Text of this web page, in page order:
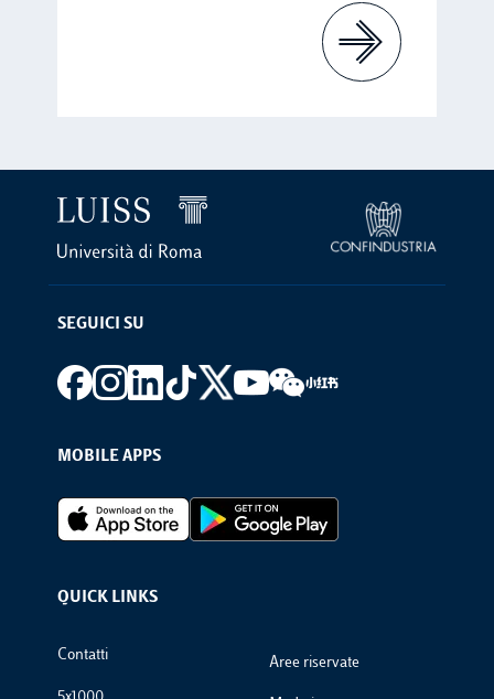
SEGUICI SU
Footer social
MOBILE APPS
Footer Apps
QUICK LINKS
Footer Links
Contatti Aree riservate